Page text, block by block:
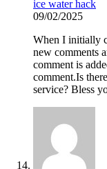
ice water hack
09/02/2025
When I initially
new comments
comment is
comment.Is
service? Bless